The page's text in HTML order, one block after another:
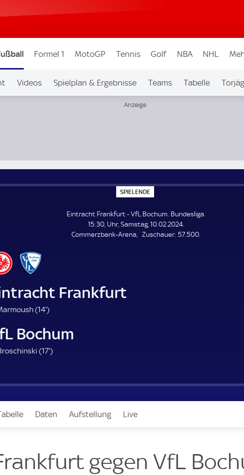
Formel 1 MotoGP Tennis Golf NBA NHL
Videos Spielplan & Ergebnisse Teams Tabelle
SPIELENDE
P
E
L
E
N
Eintracht Frankfurt - VfL Bochum. Bundesliga.
15:30, Uhr, Samstag, 10.02.2024.
Commerzbank-Arena
Zuschauer: Z
57.500.
Frankfurt
(14'1
.
m
i
t
)
Bochum
(17'1
m
n
u
)
Daten Aufstellung Live
gegen VfL